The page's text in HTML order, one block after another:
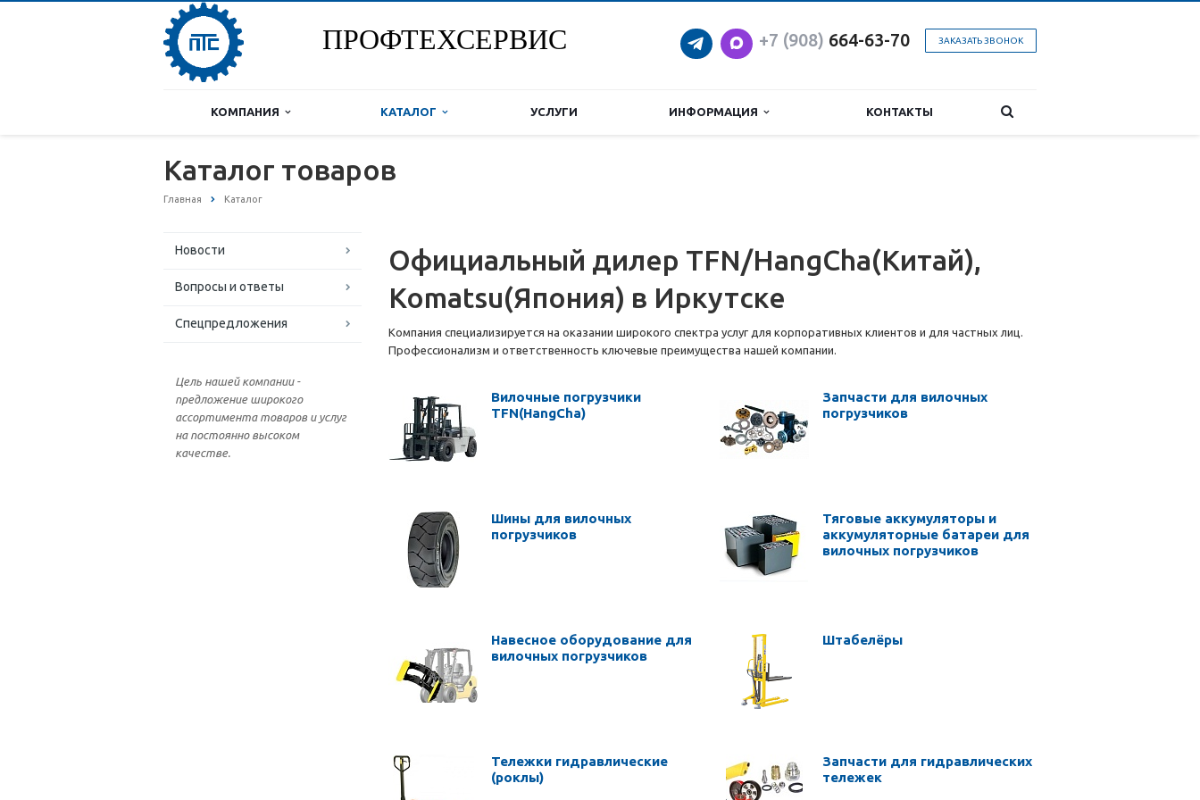
ПРОФТЕХСЕРВИС ЗАКАЗАТЬ ЗВОНОК
+7 (908) 664-63-70
КОМПАНИЯ КАТАЛОГ УСЛУГИ ИНФОРМАЦИЯ КОНТАКТЫ
Каталог товаров
Главная Каталог
Новости
Вопросы и ответы
Спецпредложения
Цель нашей компании -
предложение широкого
ассортимента товаров и услуг
на постоянно высоком
качестве.
Официальный дилер TFN/HangСha(Китай),
Komatsu(Япония) в Иркутске
Компания специализируется на оказании широкого спектра услуг для корпоративных клиентов и для частных лиц.
Профессионализм и ответственность ключевые преимущества нашей компании.
Вилочные погрузчики
TFN(HangCha)
Запчасти для вилочных
погрузчиков
Шины для вилочных
погрузчиков
Тяговые аккумуляторы и
аккумуляторные батареи для
вилочных погрузчиков
Навесное оборудование для
вилочных погрузчиков
Штабелёры
Тележки гидравлические
(роклы)
Запчасти для гидравлических
тележек